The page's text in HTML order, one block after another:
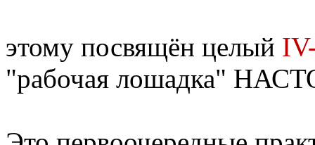
этому посвящён целый
"рабочая лошадка"